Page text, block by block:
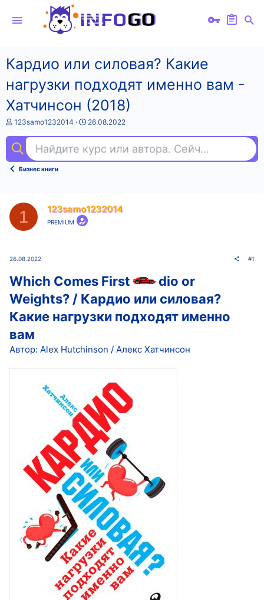
Кардио или силовая? Какие
нагрузки подходят именно вам -
Хатчинсон (2018)
А
т
о
т
123samo1232014
Д
а
н
а
26.08.2022
Найдите курс или автора. Сейчас ищут
Бизнес книги
1 123samo1232014
PREMIUM
26.08.2022 #1
Which Comes First
dio or
Weights? / Кардио или силовая?
Какие нагрузки подходят именно
вам
Автор: Alex Hutchinson / Алекс Хатчинсон